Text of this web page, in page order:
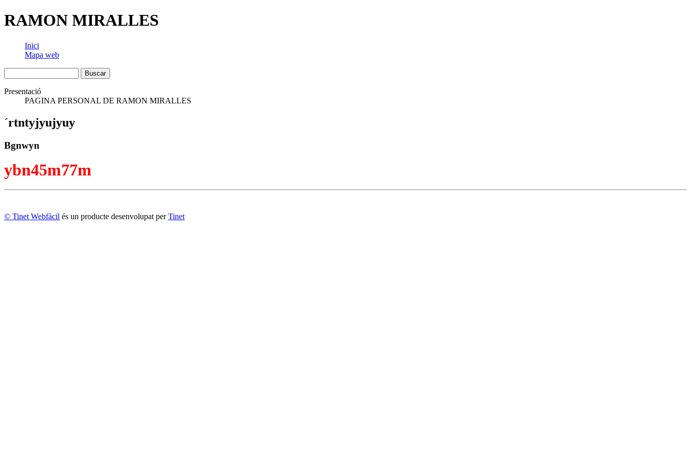
RAMON MIRALLES
Inici
Mapa web
Presentació
PAGINA PERSONAL DE RAMON MIRALLES
´rtntyjyujyuy
Bgnwyn
ybn45m77m
© Tinet Webfàcil és un producte desenvolupat perTinet